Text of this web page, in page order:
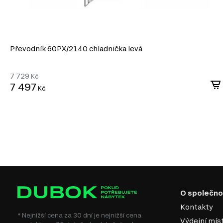
Převodník 60PХ/2140 chladnička levá
7 729 Kč
7 497 Kč
* Nejnižší cena za 30 dní je nejnižší cena
O
Kontakty
Výdejní